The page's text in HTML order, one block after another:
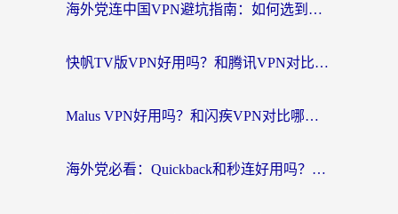
海外党连中国VPN避坑指南：如何选到真正能无缝刷国内资源的加速器？
快帆TV版VPN好用吗？和腾讯VPN对比哪个回国效果更好？海外党必看的真实体验指南
Malus VPN好用吗？和闪疾VPN对比哪个回国效果更好？海外华人的实用避坑指南
海外党必看：Quickback和秒连好用吗？3步选对回国加速器，无缝刷国内资源